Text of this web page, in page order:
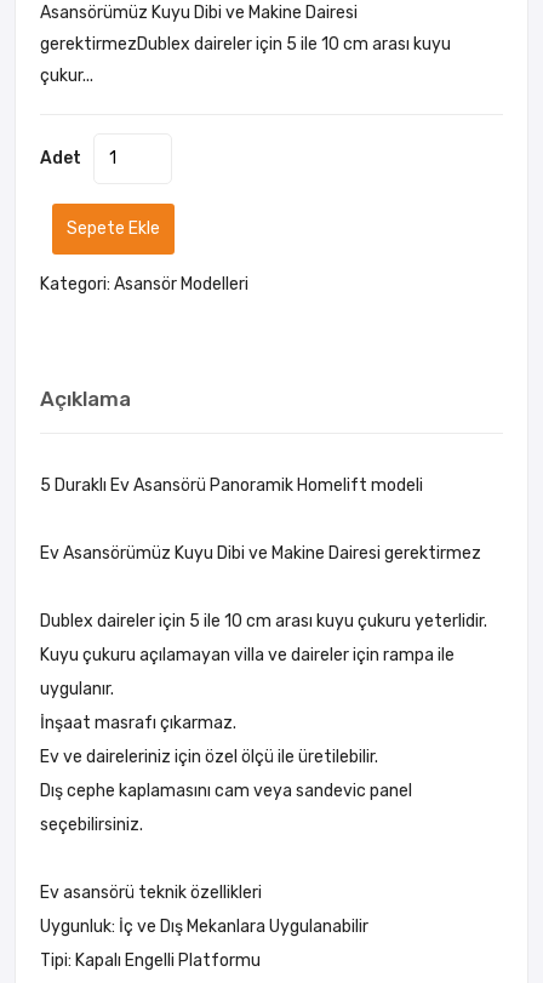
Asansörümüz Kuyu Dibi ve Makine Dairesi
gerektirmezDublex daireler için 5 ile 10 cm arası kuyu
çukur...
Adet
Sepete Ekle
Kategori: Asansör Modelleri
Açıklama
5 Duraklı Ev Asansörü Panoramik Homelift modeli
Ev Asansörümüz Kuyu Dibi ve Makine Dairesi gerektirmez
Dublex daireler için 5 ile 10 cm arası kuyu çukuru yeterlidir.
Kuyu çukuru açılamayan villa ve daireler için rampa ile
uygulanır.
İnşaat masrafı çıkarmaz.
Ev ve daireleriniz için özel ölçü ile üretilebilir.
Dış cephe kaplamasını cam veya sandevic panel
seçebilirsiniz.
Ev asansörü teknik özellikleri
Uygunluk: İç ve Dış Mekanlara Uygulanabilir
Tipi: Kapalı Engelli Platformu